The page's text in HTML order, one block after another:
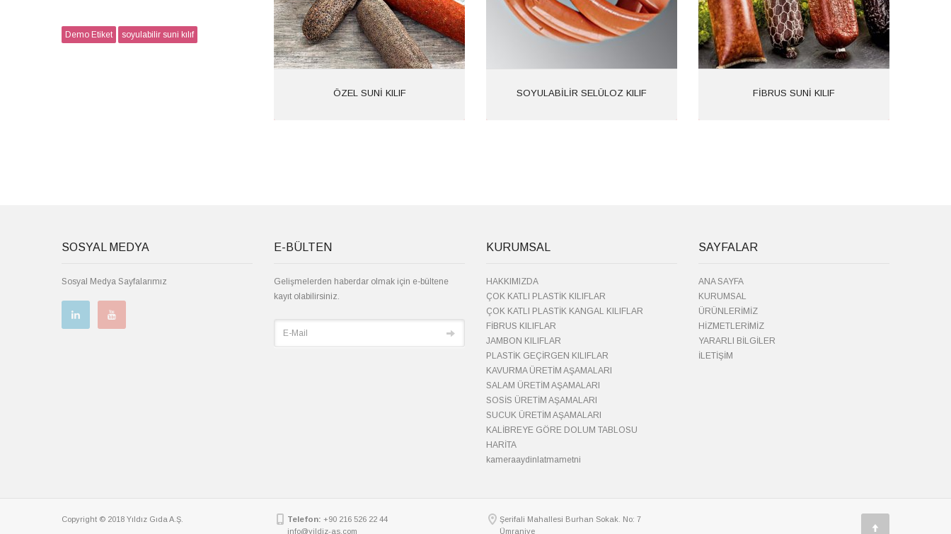
ÖZEL SUNİ KILIF SOYULABİLİR SELÜLOZ KILIF FİBRUS SUNİ KILIF
Demo Etiket soyulabilir suni kılıf
SOSYAL MEDYA
Sosyal Medya Sayfalarımız
E-BÜLTEN
Gelişmelerden haberdar olmak için e-bültene
kayıt olabilirsiniz.
KURUMSAL
HAKKIMIZDA
ÇOK KATLI PLASTİK KILIFLAR
ÇOK KATLI PLASTİK KANGAL KILIFLAR
FİBRUS KILIFLAR
JAMBON KILIFLAR
PLASTİK GEÇİRGEN KILIFLAR
KAVURMA ÜRETİM AŞAMALARI
SALAM ÜRETİM AŞAMALARI
SOSİS ÜRETİM AŞAMALARI
SUCUK ÜRETİM AŞAMALARI
KALİBREYE GÖRE DOLUM TABLOSU
HARİTA
kameraaydinlatmametni
SAYFALAR
ANA SAYFA
KURUMSAL
ÜRÜNLERİMİZ
HİZMETLERİMİZ
YARARLI BİLGİLER
İLETİŞİM
Copyright © 2018 Yıldız Gıda A.Ş. Telefon: +90 216 526 22 44
info@yildiz-as.com
Şerifali Mahallesi Burhan Sokak. No: 7
Ümraniye